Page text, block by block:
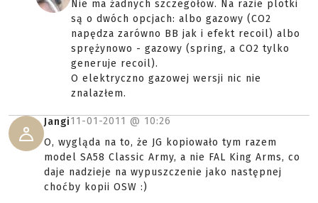
Nie ma żadnych szczegółów. Na razie plotki
są o dwóch opcjach: albo gazowy (CO2
napędza zarówno BB jak i efekt recoil) albo
sprężynowo - gazowy (spring, a CO2 tylko
generuje recoil).
O elektryczno gazowej wersji nic nie
znalazłem.
Jangi11-01-2011 @ 10:26
O, wygląda na to, że JG kopiowało tym razem
model SA58 Classic Army, a nie FAL King Arms, co
daje nadzieje na wypuszczenie jako następnej
choćby kopii OSW :)